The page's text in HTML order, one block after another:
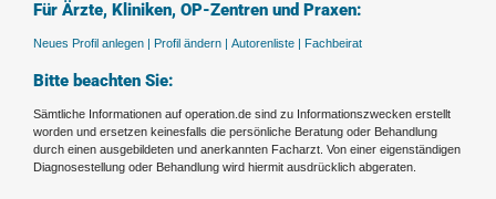
Für Ärzte, Kliniken, OP-Zentren und Praxen:
Neues Profil anlegen | Profil ändern | Autorenliste | Fachbeirat
Bitte beachten Sie:
Sämtliche Informationen auf operation.de sind zu Informationszwecken erstellt
worden und ersetzen keinesfalls die persönliche Beratung oder Behandlung
durch einen ausgebildeten und anerkannten Facharzt. Von einer eigenständigen
Diagnosestellung oder Behandlung wird hiermit ausdrücklich abgeraten.